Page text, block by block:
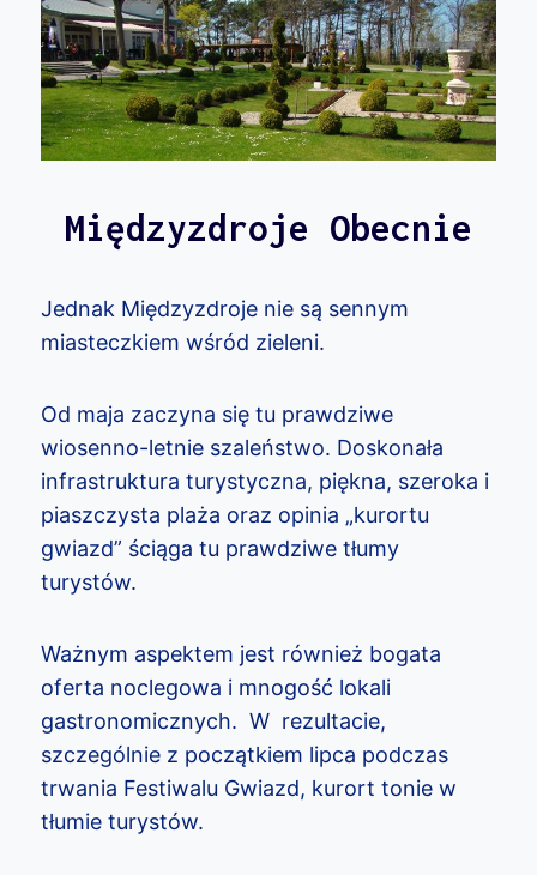
Międzyzdroje Obecnie
Jednak Międzyzdroje nie są sennym
miasteczkiem wśród zieleni.
Od maja zaczyna się tu prawdziwe
wiosenno-letnie szaleństwo. Doskonała
infrastruktura turystyczna, piękna, szeroka i
piaszczysta plaża oraz opinia „kurortu
gwiazd” ściąga tu prawdziwe tłumy
turystów.
Ważnym aspektem jest również bogata
oferta noclegowa i mnogość lokali
gastronomicznych. W rezultacie,
szczególnie z początkiem lipca podczas
trwania Festiwalu Gwiazd, kurort tonie w
tłumie turystów.